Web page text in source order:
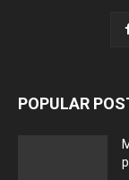
POPULAR